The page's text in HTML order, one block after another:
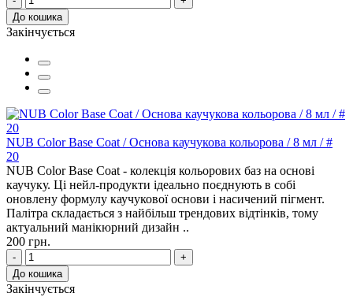
До кошика
Закінчується
NUB Color Base Coat / Основа каучукова кольорова / 8 мл / #
20
NUB Color Base Coat - колекція кольорових баз на основі
каучуку. Ці нейл-продукти ідеально поєднують в собі
оновлену формулу каучукової основи і насичений пігмент.
Палітра складається з найбільш трендових відтінків, тому
актуальний манікюрний дизайн ..
200 грн.
-
+
До кошика
Закінчується